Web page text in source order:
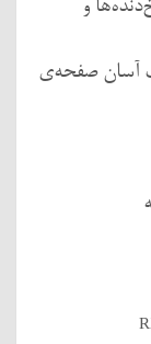
و
آسان صفحه‌ی